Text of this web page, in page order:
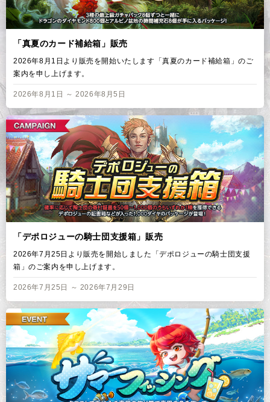
「真夏のカード補給箱」販売
2026年8月1日より販売を開始いたします「真夏のカード補給箱」のご
案内を申し上げます。
2026年8月1日 ～ 2026年8月5日
「デポロジューの騎士団支援箱」販売
2026年7月25日より販売を開始しました「デポロジューの騎士団支援
箱」のご案内を申し上げます。
2026年7月25日 ～ 2026年7月29日